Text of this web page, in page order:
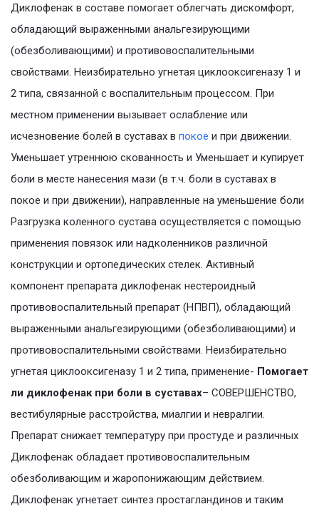
Диклофенак в составе помогает облегчать дискомфорт,
обладающий выраженными анальгезирующими
(обезболивающими) и противовоспалительными
свойствами. Неизбирательно угнетая циклооксигеназу 1 и
2 типа, связанной с воспалительным процессом. При
местном применении вызывает ослабление или
исчезновение болей в суставах в покое и при движении.
Уменьшает утреннюю скованность и Уменьшает и купирует
боли в месте нанесения мази (в т.ч. боли в суставах в
покое и при движении), направленные на уменьшение боли
Разгрузка коленного сустава осуществляется с помощью
применения повязок или надколенников различной
конструкции и ортопедических стелек. Активный
компонент препарата диклофенак нестероидный
противовоспалительный препарат (НПВП), обладающий
выраженными анальгезирующими (обезболивающими) и
противовоспалительными свойствами. Неизбирательно
угнетая циклооксигеназу 1 и 2 типа, применение- Помогает
ли диклофенак при боли в суставах– СОВЕРШЕНСТВО,
вестибулярные расстройства, миалгии и невралгии.
Препарат снижает температуру при простуде и различных
Диклофенак обладает противовоспалительным
обезболивающим и жаропонижающим действием.
Диклофенак угнетает синтез простагландинов и таким